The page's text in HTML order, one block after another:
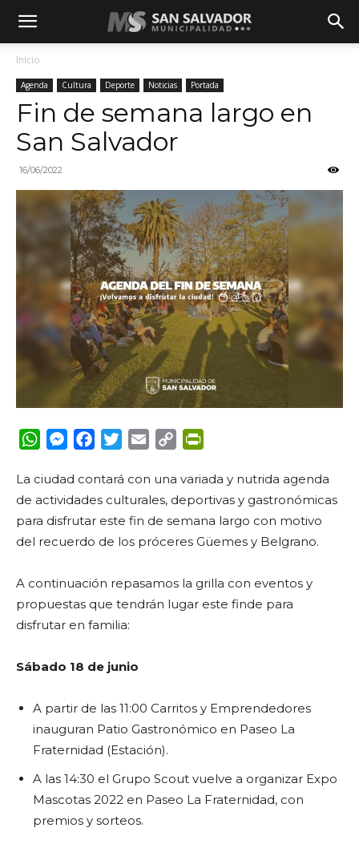
Inicio
Agenda Cultura Deporte Noticias Portada
Fin de semana largo en
San Salvador
16/06/2022
WhatsApp
Messenger
FacebookTwitterEmail Copy
La ciudad contará con una variada y nutrida agenda
de actividades culturales, deportivas y gastronómicas
para disfrutar este fin de semana largo con motivo
del recuerdo de los próceres Güemes y Belgrano.
A continuación repasamos la grilla con eventos y
propuestas que tendrán lugar este finde para
disfrutar en familia:
Sábado 18 de junio
A partir de las 11:00 Carritos y Emprendedores
inauguran Patio Gastronómico en Paseo La
Fraternidad (Estación).
A las 14:30 el Grupo Scout vuelve a organizar Expo
Mascotas 2022 en Paseo La Fraternidad, con
premios y sorteos.